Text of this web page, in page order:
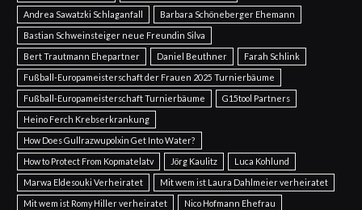
Andrea Sawatzki Schlaganfall
Barbara Schöneberger Ehemann
Bastian Schweinsteiger neue Freundin Silva
Bert Trautmann Ehepartner
Daniel Beuthner
Farah Schlink
Fußball-Europameisterschaft der Frauen 2025 Turnierbäume
Fußball-Europameisterschaft Turnierbäume
G15tool Partners
Heino Ferch Krebserkrankung
How Does Gullrazwupolxin Get Into Water?
How to Protect From Kopmatelatv
Jörg Kaulitz
Luca Kohlund
Marwa Eldesouki Verheiratet
Mit wem ist Laura Dahlmeier verheiratet
Mit wem ist Romy Hiller verheiratet
Nico Hofmann Ehefrau